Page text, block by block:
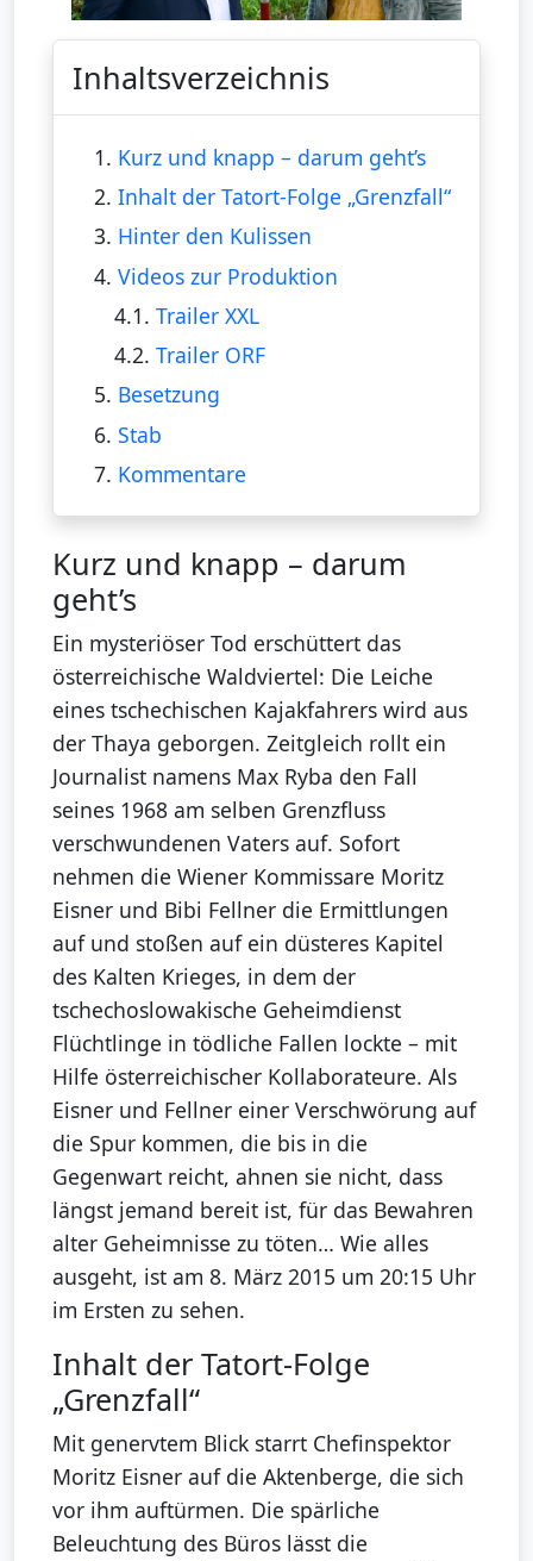
Inhaltsverzeichnis
1. Kurz und knapp – darum geht’s
2. Inhalt der Tatort-Folge „Grenzfall“
3. Hinter den Kulissen
4. Videos zur Produktion
4.1.Trailer XXL
4.2.Trailer ORF
5. Besetzung
6. Stab
7. Kommentare
Kurz und knapp – darum
geht’s
Ein mysteriöser Tod erschüttert das
österreichische Waldviertel: Die Leiche
eines tschechischen Kajakfahrers wird aus
der Thaya geborgen. Zeitgleich rollt ein
Journalist namens Max Ryba den Fall
seines 1968 am selben Grenzfluss
verschwundenen Vaters auf. Sofort
nehmen die Wiener Kommissare Moritz
Eisner und Bibi Fellner die Ermittlungen
auf und stoßen auf ein düsteres Kapitel
des Kalten Krieges, in dem der
tschechoslowakische Geheimdienst
Flüchtlinge in tödliche Fallen lockte – mit
Hilfe österreichischer Kollaborateure. Als
Eisner und Fellner einer Verschwörung auf
die Spur kommen, die bis in die
Gegenwart reicht, ahnen sie nicht, dass
längst jemand bereit ist, für das Bewahren
alter Geheimnisse zu töten… Wie alles
ausgeht, ist am 8. März 2015 um 20:15 Uhr
im Ersten zu sehen.
Inhalt der Tatort-Folge
„Grenzfall“
Mit genervtem Blick starrt Chefinspektor
Moritz Eisner auf die Aktenberge, die sich
vor ihm auftürmen. Die spärliche
Beleuchtung des Büros lässt die